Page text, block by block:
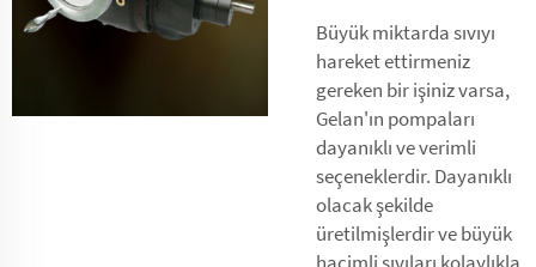
Büyük miktarda sıvıyı
hareket ettirmeniz
gereken bir işiniz varsa,
Gelan'ın pompaları
dayanıklı ve verimli
seçeneklerdir. Dayanıklı
olacak şekilde
üretilmişlerdir ve büyük